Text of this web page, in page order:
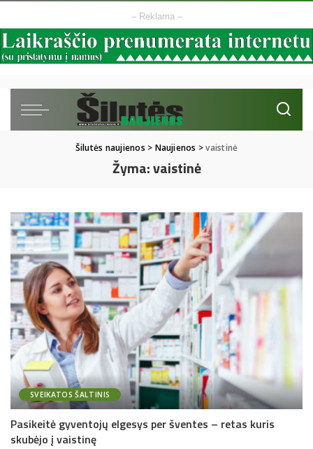
– Reklama –
Šilutės naujienos > Naujienos >vaistinė
Žyma:vaistinė
SVEIKATOS ŠALTINIS
Pasikeitė gyventojų elgesys per šventes – retas kuris
skubėjo į vaistinę